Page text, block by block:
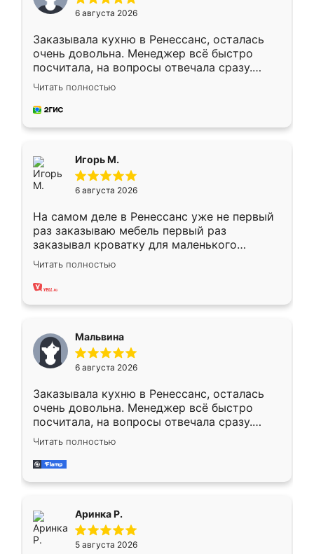
6 августа 2026
Заказывала кухню в Ренессанс, осталась
очень довольна. Менеджер всё быстро
посчитала, на вопросы отвечала сразу.
Замерщик приехал в субботу, подошёл к
делу со всей ответственностью. Собрали
за день, ребята работали аккуратно, даже
Читать полностью
Игорь М.
6 августа 2026
На самом деле в Ренессанс уже не первый
раз заказываю мебель первый раз
заказывал кроватку для маленького
ребёнка при его рождении ,во второй раз
заказал шкаф-купе. По качеству очень
хорошее сборка достаточно быстрая,
меньше, здесь же он более разнообразный.
Мне нравится ,если что-то потребуется из
мебели буду заказывать только здесь.
Читать полностью
Мальвина
6 августа 2026
Заказывала кухню в Ренессанс, осталась
очень довольна. Менеджер всё быстро
посчитала, на вопросы отвечала сразу.
Замерщик приехал в субботу, подошёл к
делу со всей ответственностью. Собрали
за день, ребята работали аккуратно, даже
Читать полностью
Аринка Р.
5 августа 2026